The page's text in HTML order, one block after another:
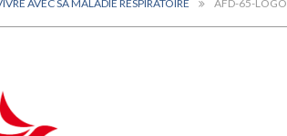
AVEC SA MALADIE RESPIRATOIRE AFD-65-LOGO